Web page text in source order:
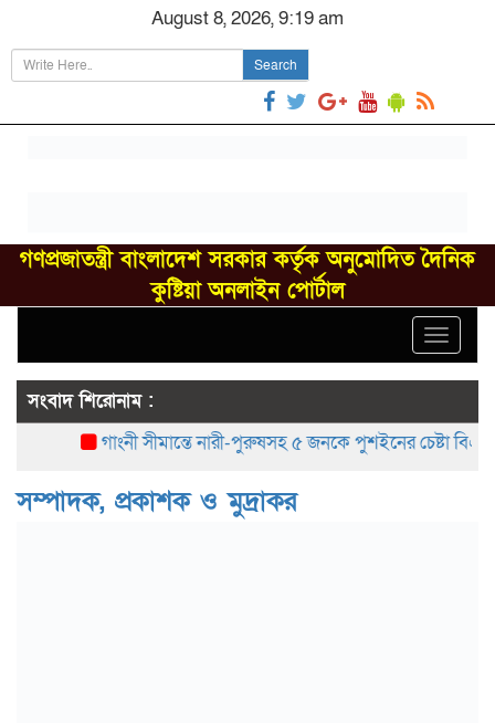
August 8, 2026, 9:19 am
Search
গণপ্রজাতন্ত্রী বাংলাদেশ সরকার কর্তৃক অনুমোদিত দৈনিক
কুষ্টিয়া অনলাইন পোর্টাল
Toggle
সংবাদ শিরোনাম :
গাংনী সীমান্তে নারী-পুরুষসহ ৫ জনকে পুশইনের চেষ্টা
সম্পাদক, প্রকাশক ও মুদ্রাকর